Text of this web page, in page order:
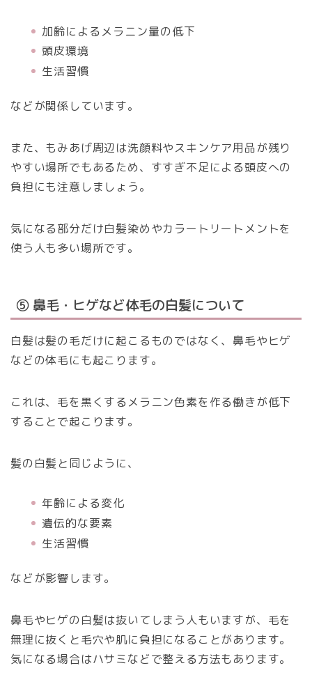
加齢によるメラニン量の低下
頭皮環境
生活習慣
などが関係しています。
また、もみあげ周辺は洗顔料やスキンケア用品が残り
やすい場所でもあるため、すすぎ不足による頭皮への
負担にも注意しましょう。
気になる部分だけ白髪染めやカラートリートメントを
使う人も多い場所です。
⑤ 鼻毛・ヒゲなど体毛の白髪について
白髪は髪の毛だけに起こるものではなく、鼻毛やヒゲ
などの体毛にも起こります。
これは、毛を黒くするメラニン色素を作る働きが低下
することで起こります。
髪の白髪と同じように、
年齢による変化
遺伝的な要素
生活習慣
などが影響します。
鼻毛やヒゲの白髪は抜いてしまう人もいますが、毛を
無理に抜くと毛穴や肌に負担になることがあります。
気になる場合はハサミなどで整える方法もあります。